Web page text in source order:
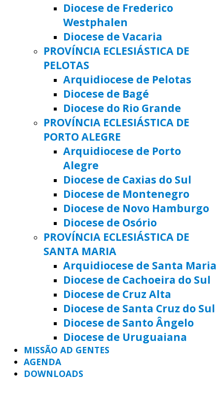
Diocese de Frederico
Westphalen
Diocese de Vacaria
PROVÍNCIA ECLESIÁSTICA DE
PELOTAS
Arquidiocese de Pelotas
Diocese de Bagé
Diocese do Rio Grande
PROVÍNCIA ECLESIÁSTICA DE
PORTO ALEGRE
Arquidiocese de Porto
Alegre
Diocese de Caxias do Sul
Diocese de Montenegro
Diocese de Novo Hamburgo
Diocese de Osório
PROVÍNCIA ECLESIÁSTICA DE
SANTA MARIA
Arquidiocese de Santa Maria
Diocese de Cachoeira do Sul
Diocese de Cruz Alta
Diocese de Santa Cruz do Sul
Diocese de Santo Ângelo
Diocese de Uruguaiana
MISSÃO AD GENTES
AGENDA
DOWNLOADS